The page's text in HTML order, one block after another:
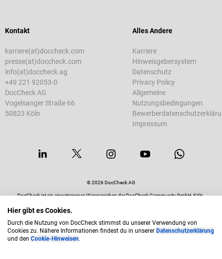
Kontakt
karriere(at)doccheck.com
presse(at)doccheck.com
info(at)doccheck.ag
+49 221 92053-0
DocCheck AG
Vogelsanger Straße 66
50823 Köln
Alles Andere
Karriere
Hinweisgebersystem
Datenschutz
Privacy Policy
Allgemeine
Nutzungsbedingungen
Impressum
© 2026 DocCheck AG
DocCheck ist ein eingetragenes Warenzeichen der DocCheck Community GmbH, Köln.
Hier gibt es Cookies.
Durch die Nutzung von DocCheck stimmst du unserer Verwendung von
Cookies zu. Nähere Informationen findest du in unserer Datenschutzerklärung
und den Cookie-Hinweisen.